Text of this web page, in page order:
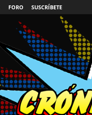
FORO SUSCRÍBETE